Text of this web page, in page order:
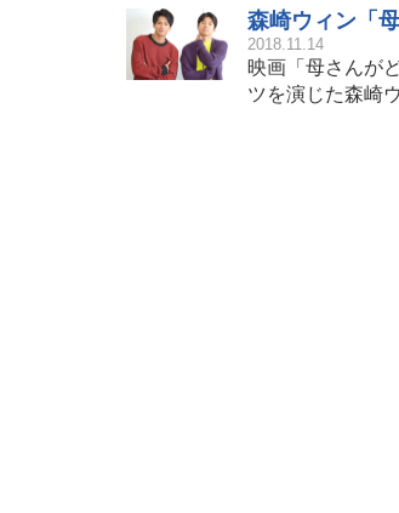
森崎ウィン「
2018.11.14
映画「母さんが
ツを演じた森崎